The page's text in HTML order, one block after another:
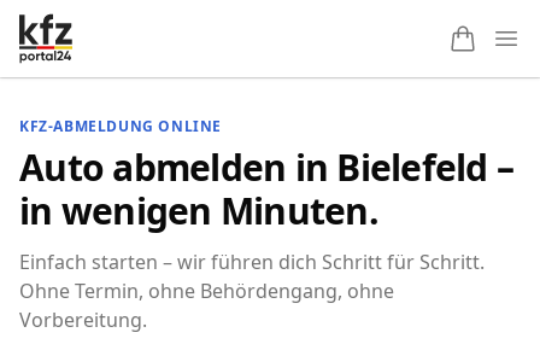
KFZ-ABMELDUNG ONLINE
Auto abmelden in Bielefeld –
in wenigen Minuten.
Einfach starten – wir führen dich Schritt für Schritt.
Ohne Termin, ohne Behördengang, ohne
Vorbereitung.